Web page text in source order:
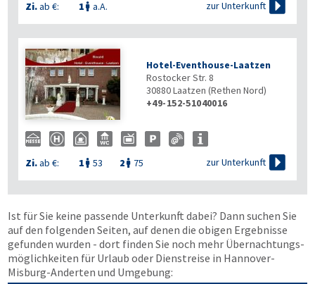
Zi.ab €: 1  a.A. zur Unterkunft 
Hotel-Eventhouse-Laatzen
Rostocker Str. 8
30880Laatzen (Rethen Nord)
+49-152-51040016
Zi.ab €: 1  53 2  75 zur Unterkunft 
Ist für Sie keine passende Unterkunft dabei? Dann suchen Sie
auf den folgenden Seiten, auf denen die obigen Ergebnisse
gefunden wurden - dort finden Sie noch mehr Übernachtungs­
möglichkeiten für Urlaub oder Dienstreise in Hannover-
Misburg-Anderten und Umgebung: